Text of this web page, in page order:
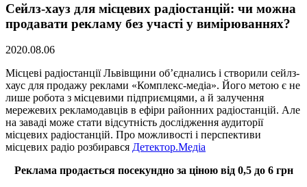
Сейлз-хауз для місцевих радіостанцій: чи можна
продавати рекламу без участі у вимірюваннях?
2020.08.06
Місцеві радіостанції Львівщини об’єднались і створили сейлз-
хаус для продажу реклами «Комплекс-медіа». Його метою є не
лише робота з місцевими підприємцями, а й залучення
мережевих рекламодавців в ефіри районних радіостанцій. Але
на заваді може стати відсутність дослідження аудиторії
місцевих радіостанцій. Про можливості і перспективи
місцевих радіо розбирався Детектор.Медіа
Реклама продається посекундно за ціною від 0,5 до 6 грн